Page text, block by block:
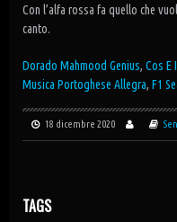
Dorado Mahmood Genius, Cos E
Musica Portoghese Allegra, F1
18 dicembre 2020
TAGS